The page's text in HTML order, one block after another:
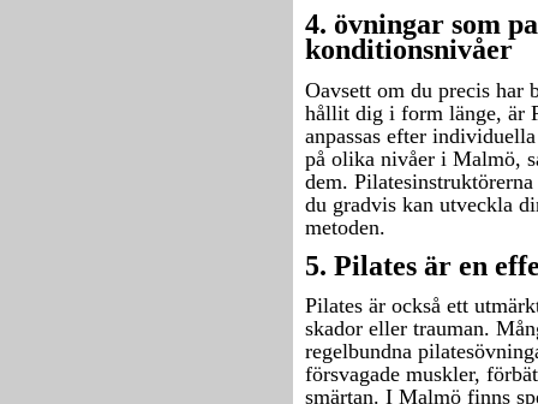
4. övningar som
konditionsnivåer
Oavsett om du precis har
hållit dig i form länge, är
anpassas efter
på olika nivåer i Malmö,
dem.
du gradvis kan utveckla
metoden.
5. Pilates är en
Pilates är också ett
skador eller trauman.
regelbundna
försvagade muskler,
smärtan. I Malmö finns